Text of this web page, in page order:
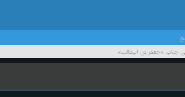
جناب «جعفر بن ابیطالب»